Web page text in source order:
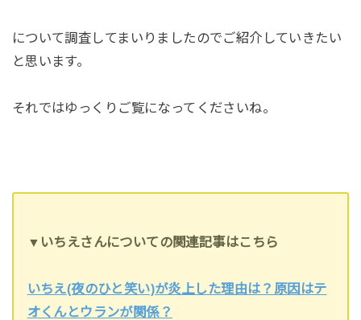
について調査してまいりましたのでご紹介していきたい
と思います。
それではゆっくりご覧になってくださいね。
▼いちえさんについての関連記事はこちら
いちえ(夜のひと笑い)が炎上した理由は？原因はテ
オくんとウランが関係？